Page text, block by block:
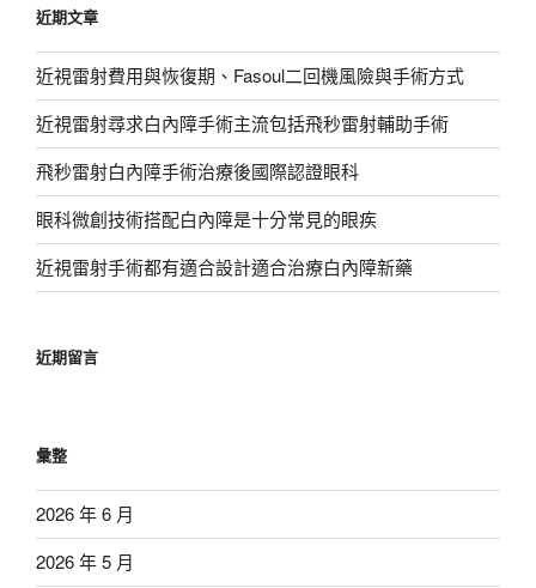
字:
近期文章
近視雷射費用與恢復期、Fasoul二回機風險與手術方式
近視雷射尋求白內障手術主流包括飛秒雷射輔助手術
飛秒雷射白內障手術治療後國際認證眼科
眼科微創技術搭配白內障是十分常見的眼疾
近視雷射手術都有適合設計適合治療白內障新藥
近期留言
彙整
2026 年 6 月
2026 年 5 月